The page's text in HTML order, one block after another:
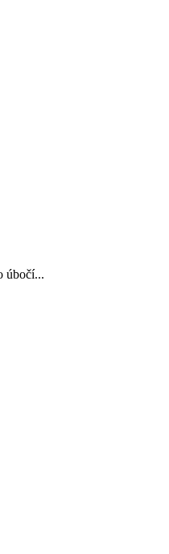
úbočí...